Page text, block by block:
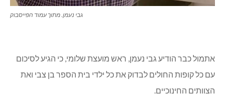
גבי נעמן. מתוך עמוד הפייסבוק
אתמול כבר הודיע גבי נעמן, ראש מועצת שלומי, כי הגיע לסיכום
עם כל קופות החולים לבדוק את כל ילדי בית הספר בן צבי ואת
הצוותים החינוכיים.